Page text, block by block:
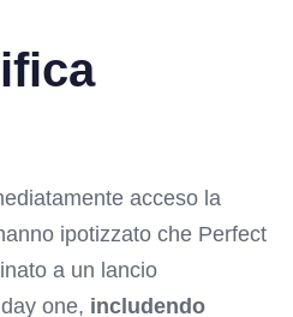
acceso la
ipotizzato che Perfect
a un lancio
one, includendo